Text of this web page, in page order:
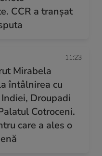
CCR a tranșat
11:23
Mirabela
întâlnirea cu
Droupadi
Cotroceni.
care a ales o